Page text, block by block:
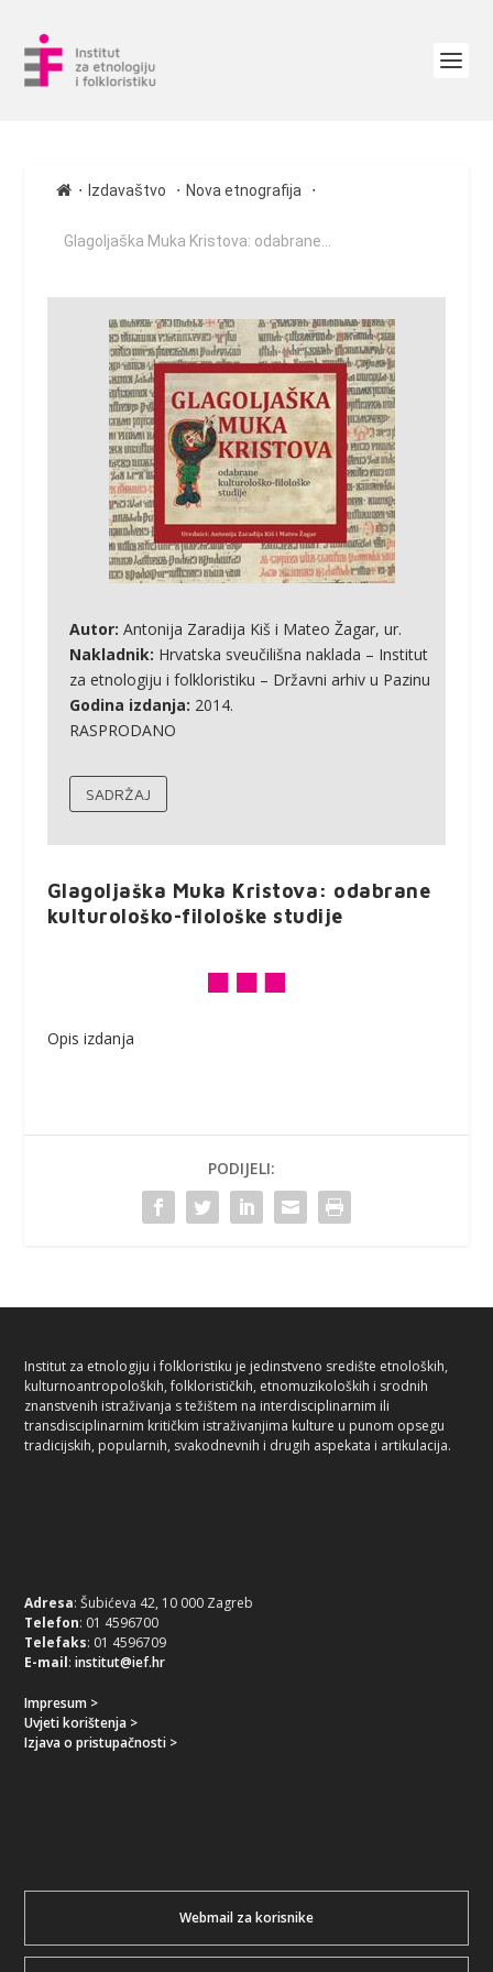
∙ Izdavaštvo ∙ Nova etnografija ∙
Glagoljaška Muka Kristova: odabrane...
Autor: Antonija Zaradija Kiš i Mateo Žagar, ur.
Nakladnik: Hrvatska sveučilišna naklada – Institut
za etnologiju i folkloristiku – Državni arhiv u Pazinu
Godina izdanja: 2014.
RASPRODANO
SADRŽAJ
Glagoljaška Muka Kristova: odabrane
kulturološko-filološke studije
Opis izdanja
PODIJELI:
Institut za etnologiju i folkloristiku je jedinstveno središte etnoloških,
kulturnoantropoloških, folklorističkih, etnomuzikoloških i srodnih
znanstvenih istraživanja s težištem na interdisciplinarnim ili
transdisciplinarnim kritičkim istraživanjima kulture u punom opsegu
tradicijskih, popularnih, svakodnevnih i drugih aspekata i artikulacija.
Adresa: Šubićeva 42, 10 000 Zagreb
Telefon: 01 4596700
Telefaks: 01 4596709
E-mail:institut@ief.hr
Impresum >
Uvjeti korištenja >
Izjava o pristupačnosti >
Webmail za korisnike